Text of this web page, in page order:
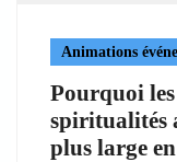
Animations
Pourquoi
spiritualités
plus large